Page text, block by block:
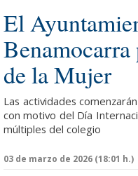
El
de la Mujer
Las actividades
con motivo del Día
múltiples del colegio
03 de marzo de 2026 (18:01 h.)